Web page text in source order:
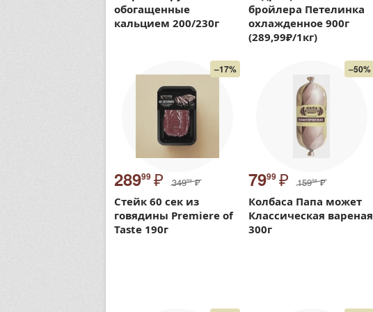
обогащенные
кальцием 200/230г
бройлера Петелинка
охлажденное 900г
(289,99₽/1кг)
–17%
28999 ₽ 34999 ₽
Стейк 60 сек из
говядины Premiere of
Taste 190г
–50%
7999 ₽ 15998 ₽
Колбаса Папа может
Классическая вареная
300г